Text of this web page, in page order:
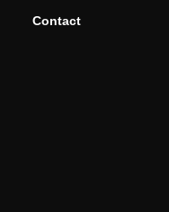
Contact